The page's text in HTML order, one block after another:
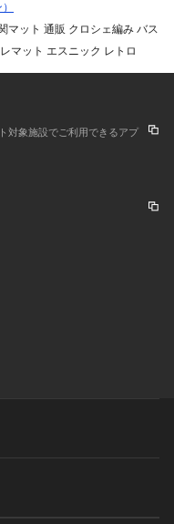
マット 通販 クロシェ編み バス
マット エスニック レトロ
対象施設でご利用できるアプ